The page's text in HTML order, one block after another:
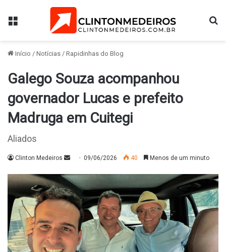
Menu
Início / Notícias / Rapidinhas do Blog
Galego Souza acompanhou
governador Lucas e prefeito
Madruga em Cuitegi
Aliados
Clinton Medeiros
Mande
e-
mail
09/06/2026 40 Menos de um minuto